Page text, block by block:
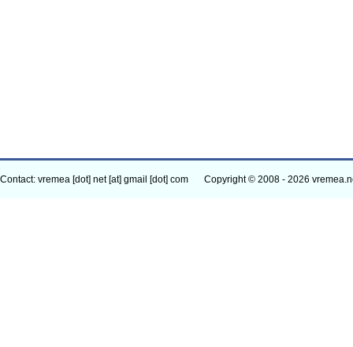
Contact: vremea [dot] net [at] gmail [dot] com Copyright © 2008 - 2026